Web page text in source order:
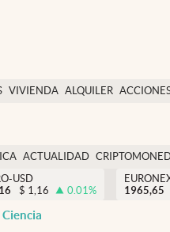
VIVIENDA ALQUILER
USA
ACTUALIDAD
USD
$ 1,16 0.01%
1965,65
Ciencia